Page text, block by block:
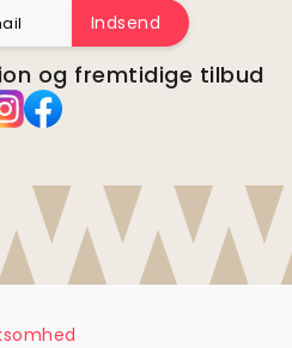
Indsend
og fremtidige tilbud